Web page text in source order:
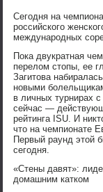
Сегодня на
российского
международных
Пока двукратная
перелом стопы, ее
Загитова
новыми
в личных турнирах
сейчас —
рейтинга ISU. И
что на чемпионате
Первый раунд этой
сегодня.
«Стены давят»:
домашним катком